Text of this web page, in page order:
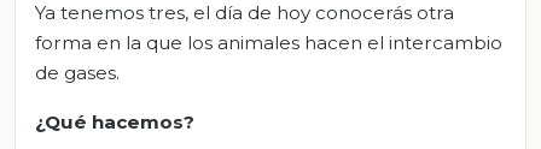
Ya tenemos tres, el día de hoy conocerás otra
forma en la que los animales hacen el intercambio
de gases.
¿Qué hacemos?